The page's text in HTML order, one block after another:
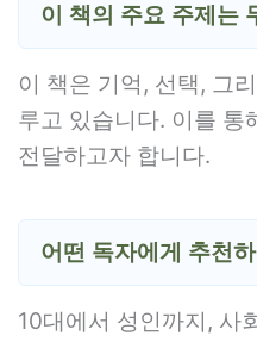
이 책의 주요 주제는
이 책은 기억, 선택, 그
루고 있습니다. 이를 통
전달하고자 합니다.
어떤 독자에게 추천
10대에서 성인까지, 사